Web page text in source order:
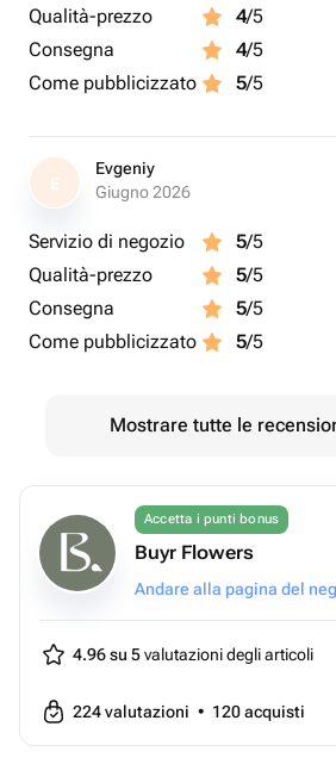
Qualità-prezzo 4/5
Consegna
4/5
Come pubblicizzato
5/5
E
Evgeniy
Giugno 2026
Servizio di negozio 5/5
Qualità-prezzo
5/5
Consegna
5/5
Come pubblicizzato
5/5
Mostrare tutte le
Accetta i punti bonus
Buyr Flowers
Andare alla pagina del
4.96 su 5valutazioni degli articoli
224valutazioni • 120acquisti